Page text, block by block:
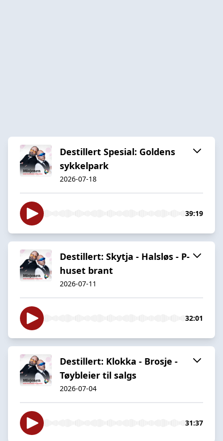
Destillert Spesial: Goldens
sykkelpark
2026-07-18
39:19
Destillert: Skytja - Halsløs - P-
huset brant
2026-07-11
32:01
Destillert: Klokka - Brosje -
Tøybleier til salgs
2026-07-04
31:37